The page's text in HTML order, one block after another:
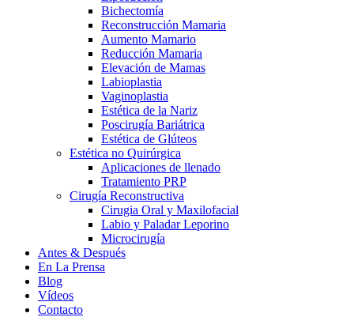
Bichectomía
Reconstrucción Mamaria
Aumento Mamario
Reducción Mamaria
Elevación de Mamas
Labioplastia
Vaginoplastia
Estética de la Nariz
Poscirugía Bariátrica
Estética de Glúteos
Estética no Quirúrgica
Aplicaciones de llenado
Tratamiento PRP
Cirugía Reconstructiva
Cirugia Oral y Maxilofacial
Labio y Paladar Leporino
Microcirugía
Antes & Después
En La Prensa
Blog
Vídeos
Contacto